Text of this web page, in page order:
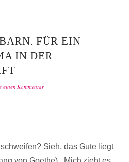
FÜR EIN
IN DER
einen Kommentar
Sieh, das Gute liegt